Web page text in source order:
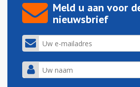
Meld u aan voor
nieuwsbrief